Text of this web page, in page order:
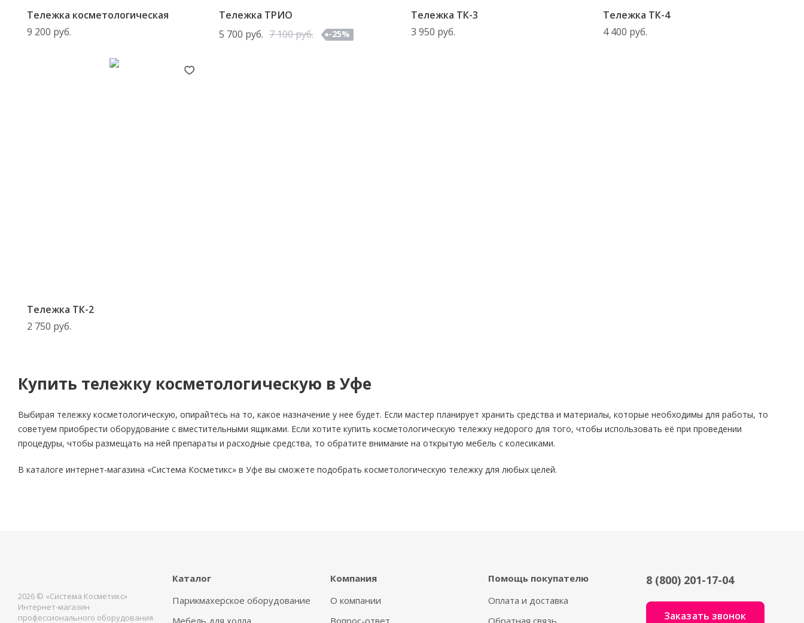
Тележка косметологическая
9 200 руб.
Тележка ТРИО
5 700 руб. 7 100руб. -25%
Тележка ТК-3
3 950 руб.
Тележка ТК-4
4 400 руб.
Тележка ТК-2
2 750 руб.
Купить тележку косметологическую в Уфе
Выбирая тележку косметологическую, опирайтесь на то, какое назначение у нее будет. Если мастер планирует хранить средства и материалы, которые необходимы для работы, то
советуем приобрести оборудование с вместительными ящиками. Если хотите купить косметологическую тележку недорого для того, чтобы использовать её при проведении
процедуры, чтобы размещать на ней препараты и расходные средства, то обратите внимание на открытую мебель с колесиками.
В каталоге интернет-магазина «Система Косметикс» в Уфе вы сможете подобрать косметологическую тележку для любых целей.
2026 © «Система Косметикс»
Интернет-магазин
профессионального оборудования
Каталог
Парикмахерское оборудование
Мебель для холла
Компания
О компании
Вопрос-ответ
Помощь покупателю
Оплата и доставка
Обратная связь
8 (800) 201-17-04
Заказать звонок